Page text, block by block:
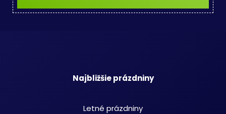
Najbližšie prázdniny
Letné prázdniny